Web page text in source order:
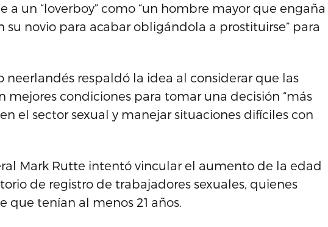
a un “loverboy” como “un hombre mayor que engaña
su novio para acabar obligándola a prostituirse” para
neerlandés respaldó la idea al considerar que las
mejores condiciones para tomar una decisión “más
el sector sexual y manejar situaciones difíciles con
Mark Rutte intentó vincular el aumento de la edad
de registro de trabajadores sexuales, quienes
tenían al menos 21 años.